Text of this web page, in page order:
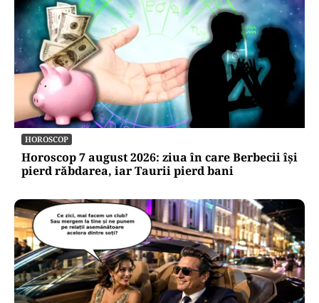
HOROSCOP
Horoscop 7 august 2026: ziua în care Berbecii își
pierd răbdarea, iar Taurii pierd bani